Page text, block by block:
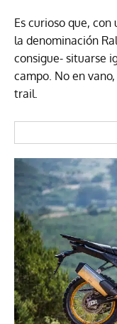
Es curioso que,
la denominación
consigue- situarse
campo. No en
trail.